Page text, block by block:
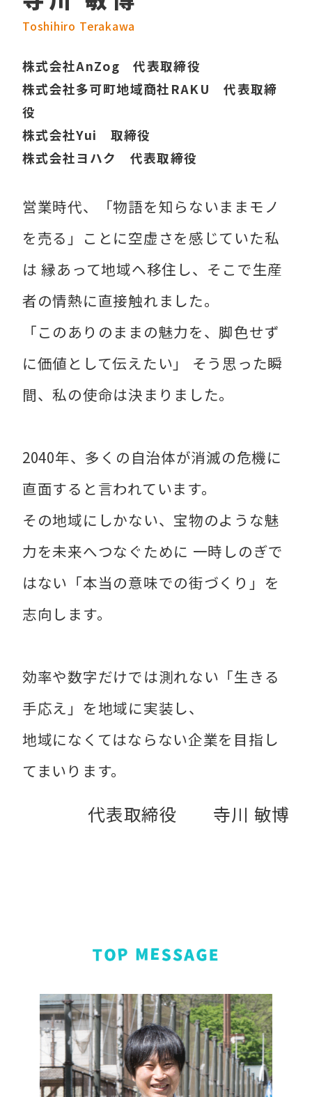
Toshihiro Terakawa
株式会社AnZog 代表取締役
株式会社多可町地域商社RAKU 代表取締
役
株式会社Yui 取締役
株式会社ヨハク 代表取締役
営業時代、「物語を知らないままモノ
を売る」ことに空虚さを感じていた私
は 縁あって地域へ移住し、そこで生産
者の情熱に直接触れました。
「このありのままの魅力を、脚色せず
に価値として伝えたい」 そう思った瞬
間、私の使命は決まりました。
2040年、多くの自治体が消滅の危機に
直面すると言われています。
その地域にしかない、宝物のような魅
力を未来へつなぐために 一時しのぎで
はない「本当の意味での街づくり」を
志向します。
効率や数字だけでは測れない「生きる
手応え」を地域に実装し、
地域になくてはならない企業を目指し
てまいります。
代表取締役 寺川 敏博